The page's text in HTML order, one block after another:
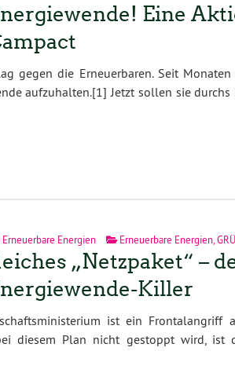
Eine
gegen die Erneuerbaren. Seit
aufzuhalten.[1] Jetzt sollen sie
Erneuerbare Energien Erneuerbare Energien,
„Netzpaket“ –
Killer
ist ein Frontalangriff
diesem Plan nicht gestoppt wird, ist